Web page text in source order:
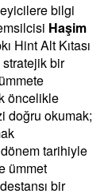
bilgi
Haşim
Hint Alt Kıtası
bir
öncelikle
doğru okumak;
dönem tarihiyle
ümmet
bir